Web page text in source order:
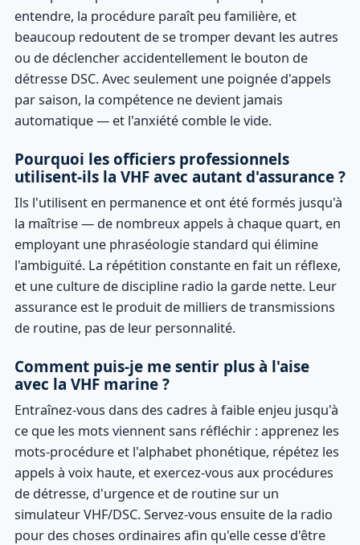
entendre, la procédure paraît peu familière, et
beaucoup redoutent de se tromper devant les autres
ou de déclencher accidentellement le bouton de
détresse DSC. Avec seulement une poignée d'appels
par saison, la compétence ne devient jamais
automatique — et l'anxiété comble le vide.
Pourquoi les officiers professionnels
utilisent-ils la VHF avec autant d'assurance ?
Ils l'utilisent en permanence et ont été formés jusqu'à
la maîtrise — de nombreux appels à chaque quart, en
employant une phraséologie standard qui élimine
l'ambiguïté. La répétition constante en fait un réflexe,
et une culture de discipline radio la garde nette. Leur
assurance est le produit de milliers de transmissions
de routine, pas de leur personnalité.
Comment puis-je me sentir plus à l'aise
avec la VHF marine ?
Entraînez-vous dans des cadres à faible enjeu jusqu'à
ce que les mots viennent sans réfléchir : apprenez les
mots-procédure et l'alphabet phonétique, répétez les
appels à voix haute, et exercez-vous aux procédures
de détresse, d'urgence et de routine sur un
simulateur VHF/DSC. Servez-vous ensuite de la radio
pour des choses ordinaires afin qu'elle cesse d'être